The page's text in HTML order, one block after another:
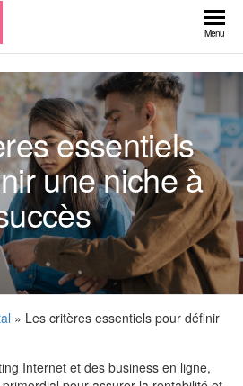
net
Menu
essentiels
une niche à
» Les critères essentiels pour définir
Internet et des business en ligne,